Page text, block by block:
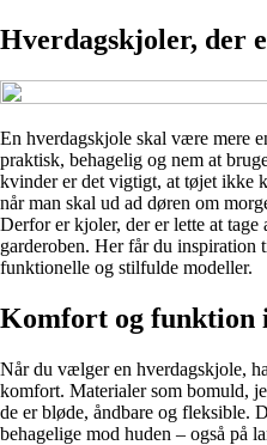
Hverdagskjoler, der
En hverdagskjole skal være mere
praktisk, behagelig og nem at
kvinder er det vigtigt, at tøjet ikke
når man skal ud ad døren om
Derfor er kjoler, der er lette at tage
garderoben. Her får du
funktionelle og stilfulde modeller.
Komfort og funktion
Når du vælger en hverdagskjole,
komfort. Materialer som bomuld,
de er bløde, åndbare og fleksible.
behagelige mod huden – også på